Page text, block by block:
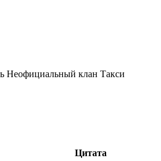
Неофициальный клан Такси
Цитата